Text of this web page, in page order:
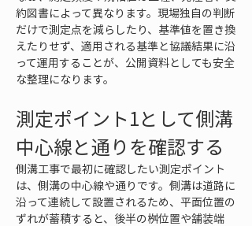
約図書によって異なります。現場独自の判断
だけで測定点を減らしたり、基準値を置き換
えたりせず、適用される基準と協議結果に沿
って運用することが、公開資料としても安全
な整理になります。
測定ポイント1として側溝
中心線と通りを確認する
側溝工事で最初に確認したい測定ポイント
は、側溝の中心線や通りです。側溝は道路に
沿って連続して設置されるため、平面位置の
ずれが蓄積すると、後半の桝位置や舗装端